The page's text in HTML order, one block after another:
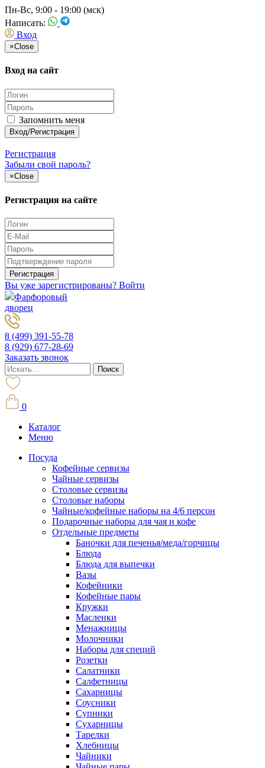
Пн-Вс, 9:00 - 19:00 (мск)
Написать:
Вход
×Close
Вход на сайт
Запомнить меня
Регистрация
Забыли свой пароль?
×Close
Регистрация на сайте
Вы уже зарегистрированы? Войти
Фарфоровый
дворец
8 (499) 391-55-78
8 (929) 677-28-69
Заказать звонок
0
Каталог
Меню
Посуда
Кофейные сервизы
Чайные сервизы
Столовые сервизы
Столовые наборы
Чайные/кофейные наборы на 4/6 персон
Подарочные наборы для чая и кофе
Отдельные предметы
Баночки для печенья/меда/горчицы
Блюда
Блюда для выпечки
Вазы
Кофейники
Кофейные пары
Кружки
Масленки
Менажницы
Молочники
Наборы для специй
Розетки
Салатники
Салфетницы
Сахарницы
Соусники
Супники
Сухарницы
Тарелки
Хлебницы
Чайники